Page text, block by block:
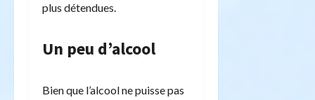
plus détendues.
Un peu d’alcool
Bien que l’alcool ne puisse pas